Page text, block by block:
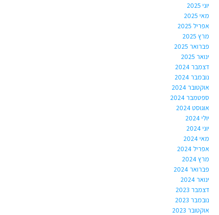
יוני 2025
מאי 2025
אפריל 2025
מרץ 2025
פברואר 2025
ינואר 2025
דצמבר 2024
נובמבר 2024
אוקטובר 2024
ספטמבר 2024
אוגוסט 2024
יולי 2024
יוני 2024
מאי 2024
אפריל 2024
מרץ 2024
פברואר 2024
ינואר 2024
דצמבר 2023
נובמבר 2023
אוקטובר 2023